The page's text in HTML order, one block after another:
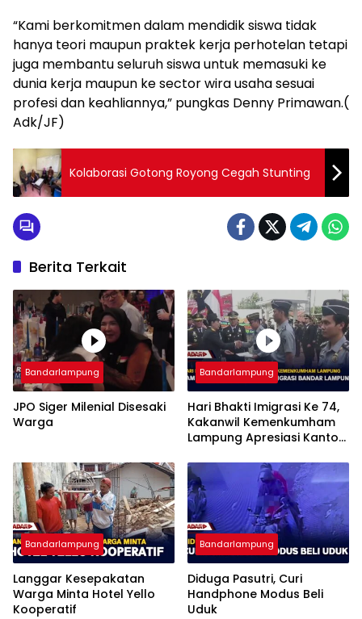
“Kami berkomitmen dalam mendidik siswa tidak
hanya teori maupun praktek kerja perhotelan tetapi
juga membantu seluruh siswa untuk memasuki ke
dunia kerja maupun ke sector wira usaha sesuai
profesi dan keahliannya,” pungkas Denny Primawan.(
Adk/JF)
Kolaborasi Gotong Royong Cegah Stunting
Berita Terkait
Bandarlampung
JPO Siger Milenial Disesaki
Warga
Bandarlampung
Hari Bhakti Imigrasi Ke 74,
Kakanwil Kemenkumham
Lampung Apresiasi Kantor
Bandarlampung
Langgar Kesepakatan
Warga Minta Hotel Yello
Kooperatif
Bandarlampung
Diduga Pasutri, Curi
Handphone Modus Beli
Uduk